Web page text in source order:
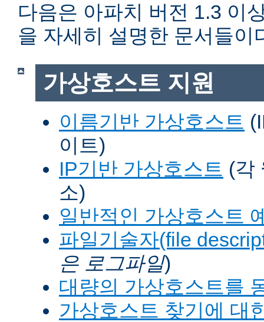
다음은 아파치 버전 1.3 이
을 자세히 설명한 문서들이
가상호스트 지원
이름기반 가상호스트
이트)
IP기반 가상호스트 (각
소)
일반적인 가상호스트
파일기술자(file
은 로그파일)
대량의 가상호스트를
가상호스트 찾기에 대